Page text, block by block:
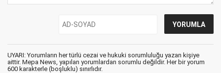
UYARI: Yorumların her türlü cezai ve hukuki sorumluluğu yazan kişiye
aittir. Mepa News, yapılan yorumlardan sorumlu değildir. Her bir yorum
600 karakterle (boşluklu) sınırlıdır.